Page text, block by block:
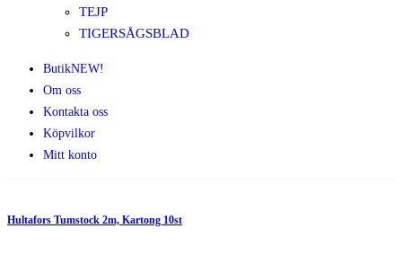
TEJP
TIGERSÅGSBLAD
ButikNEW!
Om oss
Kontakta oss
Köpvilkor
Mitt konto
Hultafors Tumstock 2m, Kartong 10st